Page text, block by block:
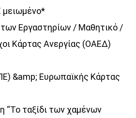
μειωμένο*
Εργαστηρίων / Μαθητικό /
Κάρτας Ανεργίας (ΟΑΕΔ)
&amp; Ευρωπαϊκής Κάρτας
“Το ταξίδι των χαμένων